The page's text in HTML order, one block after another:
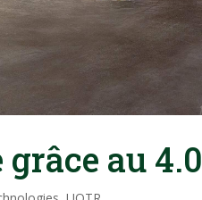
au 4.0